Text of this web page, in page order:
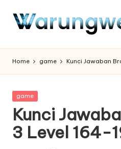
Home game Kunci Jawaban
Posted
game
Kunci
3 Level 164-